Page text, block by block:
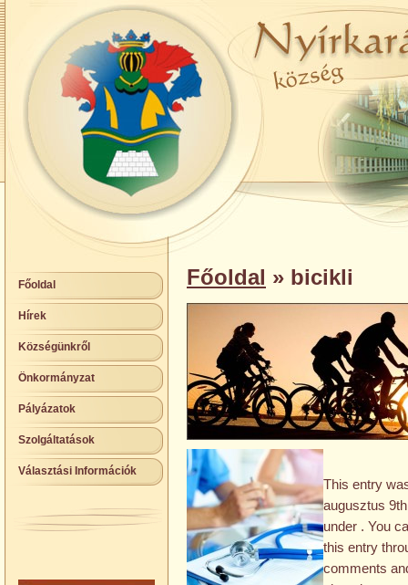
Főoldal
Hírek
Községünkről
Önkormányzat
Pályázatok
Szolgáltatások
Választási Információk
Főoldal » bicikli
This entry
augusztus
under . You
this entry
comments